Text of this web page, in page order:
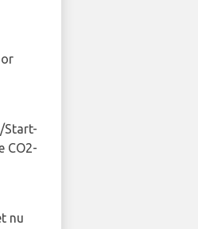
Start-
CO2-
nu